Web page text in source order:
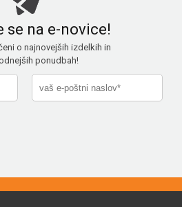
se na e-novice!
o najnovejših izdelkih in
ponudbah!